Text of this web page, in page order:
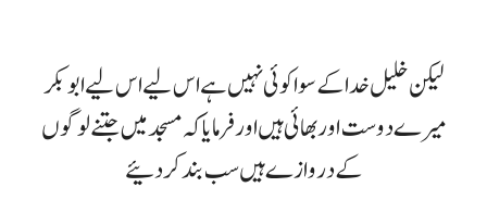
لیکن خلیل خدا کے سوا کوئی نہیں ہے اس لیے اس لیے ابوبکر
میرے دوست اور بھائی ہیں اور فرمایا کہ مسجد میں جتنے لوگوں
کے دروازے ہیں سب بند کر دئیے